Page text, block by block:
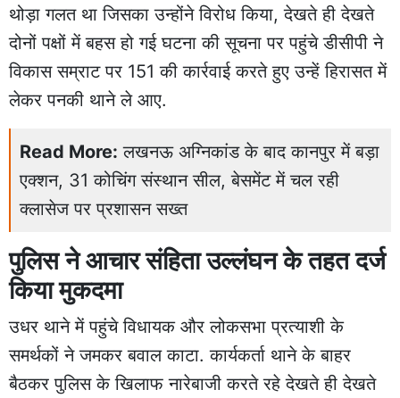
थोड़ा गलत था जिसका उन्होंने विरोध किया, देखते ही देखते
दोनों पक्षों में बहस हो गई घटना की सूचना पर पहुंचे डीसीपी ने
विकास सम्राट पर 151 की कार्रवाई करते हुए उन्हें हिरासत में
लेकर पनकी थाने ले आए.
Read More: लखनऊ अग्निकांड के बाद कानपुर में बड़ा
एक्शन, 31 कोचिंग संस्थान सील, बेसमेंट में चल रही
क्लासेज पर प्रशासन सख्त
पुलिस ने आचार संहिता उल्लंघन के तहत दर्ज
किया मुकदमा
उधर थाने में पहुंचे विधायक और लोकसभा प्रत्याशी के
समर्थकों ने जमकर बवाल काटा. कार्यकर्ता थाने के बाहर
बैठकर पुलिस के खिलाफ नारेबाजी करते रहे देखते ही देखते